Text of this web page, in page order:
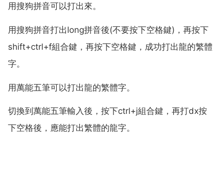
用搜狗拼音可以打出來。
用搜狗拼音打出long拼音後(不要按下空格鍵)，再按下
shift+ctrl+f組合鍵，再按下空格鍵，成功打出龍的繁體
字。
用萬能五筆可以打出龍的繁體字。
切換到萬能五筆輸入後，按下ctrl+j組合鍵，再打dx按
下空格後，應能打出繁體的龍字。